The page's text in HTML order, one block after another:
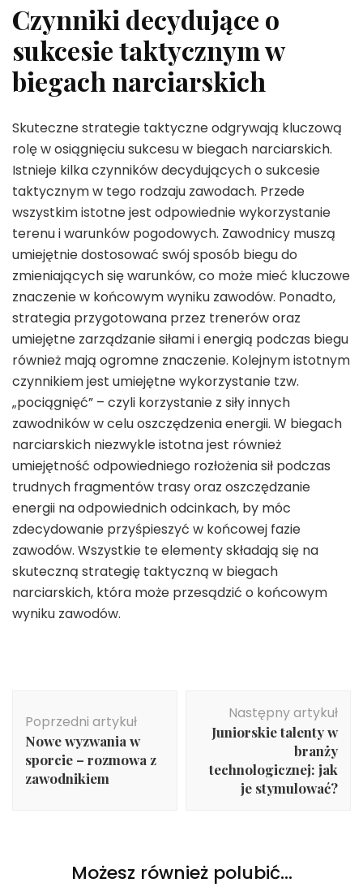
Czynniki decydujące o
sukcesie taktycznym w
biegach narciarskich
Skuteczne strategie taktyczne odgrywają kluczową
rolę w osiągnięciu sukcesu w biegach narciarskich.
Istnieje kilka czynników decydujących o sukcesie
taktycznym w tego rodzaju zawodach. Przede
wszystkim istotne jest odpowiednie wykorzystanie
terenu i warunków pogodowych. Zawodnicy muszą
umiejętnie dostosować swój sposób biegu do
zmieniających się warunków, co może mieć kluczowe
znaczenie w końcowym wyniku zawodów. Ponadto,
strategia przygotowana przez trenerów oraz
umiejętne zarządzanie siłami i energią podczas biegu
również mają ogromne znaczenie. Kolejnym istotnym
czynnikiem jest umiejętne wykorzystanie tzw.
„pociągnięć” – czyli korzystanie z siły innych
zawodników w celu oszczędzenia energii. W biegach
narciarskich niezwykle istotna jest również
umiejętność odpowiedniego rozłożenia sił podczas
trudnych fragmentów trasy oraz oszczędzanie
energii na odpowiednich odcinkach, by móc
zdecydowanie przyśpieszyć w końcowej fazie
zawodów. Wszystkie te elementy składają się na
skuteczną strategię taktyczną w biegach
narciarskich, która może przesądzić o końcowym
wyniku zawodów.
wpisu
Poprzedni artykuł
Nowe wyzwania w
sporcie – rozmowa z
zawodnikiem
Następny artykuł
Juniorskie talenty w
branży
technologicznej: jak
je stymulować?
Możesz również polubić…